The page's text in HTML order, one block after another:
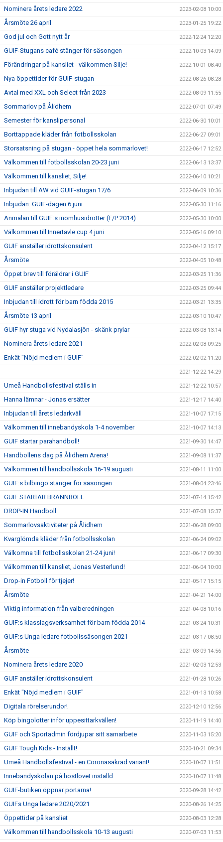
Nominera årets ledare 2022 2023-02-08 10:00
Årsmöte 26 april 2023-01-25 19:22
God jul och Gott nytt år 2022-12-24 12:20
GUIF-Stugans café stänger för säsongen 2022-10-03 14:09
Förändringar på kansliet - välkommen Silje! 2022-10-01 08:40
Nya öppettider för GUIF-stugan 2022-08-26 08:28
Avtal med XXL och Select från 2023 2022-08-09 11:55
Sommarlov på Ålidhem 2022-07-01 07:49
Semester för kanslipersonal 2022-06-30 10:01
Borttappade kläder från fotbollsskolan 2022-06-27 09:01
Storsatsning på stugan - öppet hela sommarlovet! 2022-06-17 12:52
Välkommen till fotbollsskolan 20-23 juni 2022-06-13 13:37
Välkommen till kansliet, Silje! 2022-06-10 10:21
Inbjudan till AW vid GUIF-stugan 17/6 2022-06-09 10:36
Inbjudan: GUIF-dagen 6 juni 2022-05-30 11:16
Anmälan till GUIF:s inomhusidrotter (F/P 2014) 2022-05-30 10:00
Välkommen till Innertavle cup 4 juni 2022-05-16 09:10
GUIF anställer idrottskonsulent 2022-04-12 15:17
Årsmöte 2022-04-05 10:48
Öppet brev till föräldrar i GUIF 2022-03-25 11:36
GUIF anställer projektledare 2022-03-25 09:44
Inbjudan till idrott för barn födda 2015 2022-03-21 13:35
Årsmöte 13 april 2022-03-10 10:47
GUIF hyr stuga vid Nydalasjön - skänk prylar 2022-03-08 13:14
Nominera årets ledare 2021 2022-02-08 09:25
Enkät "Nöjd medlem i GUIF" 2022-02-02 11:20
2021-12-22 14:29
Umeå Handbollsfestival ställs in 2021-12-22 10:57
Hanna lämnar - Jonas ersätter 2021-12-17 14:40
Inbjudan till årets ledarkväll 2021-10-07 17:15
Välkommen till innebandyskola 1-4 november 2021-10-07 14:13
GUIF startar parahandboll! 2021-09-30 14:47
Handbollens dag på Ålidhem Arena! 2021-09-08 11:37
Välkommen till handbollsskola 16-19 augusti 2021-08-11 11:00
GUIF:s bilbingo stänger för säsongen 2021-08-04 23:46
GUIF STARTAR BRÄNNBOLL 2021-07-14 15:42
DROP-IN Handboll 2021-07-08 15:37
Sommarlovsaktiviteter på Ålidhem 2021-06-28 09:00
Kvarglömda kläder från fotbollsskolan 2021-06-24 09:02
Välkomna till fotbollsskolan 21-24 juni! 2021-06-17 09:30
Välkommen till kansliet, Jonas Vesterlund! 2021-06-04 10:00
Drop-in Fotboll för tjejer! 2021-05-17 15:15
Årsmöte 2021-04-21 14:00
Viktig information från valberedningen 2021-04-08 10:16
GUIF:s klasslagsverksamhet för barn födda 2014 2021-03-24 10:31
GUIF:s Unga ledare fotbollssäsongen 2021 2021-03-17 08:50
Årsmöte 2021-03-09 14:56
Nominera årets ledare 2020 2021-02-03 12:53
GUIF anställer idrottskonsulent 2021-01-28 10:26
Enkät "Nöjd medlem i GUIF" 2021-01-13 10:58
Digitala rörelserundor! 2020-12-10 12:56
Köp bingolotter inför uppesittarkvällen! 2020-11-19 14:40
GUIF och Sportadmin fördjupar sitt samarbete 2020-11-03 15:20
GUIF Tough Kids - Inställt! 2020-10-21 09:34
Umeå Handbollsfestival - en Coronasäkrad variant! 2020-10-07 11:51
Innebandyskolan på höstlovet inställd 2020-10-07 11:48
GUIF-butiken öppnar portarna! 2020-09-28 14:42
GUIFs Unga ledare 2020/2021 2020-08-26 14:25
Öppettider på kansliet 2020-08-03 12:28
Välkommen till handbollsskola 10-13 augusti 2020-07-03 11:53